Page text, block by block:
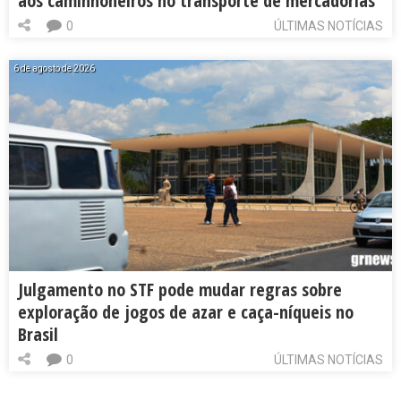
ÚLTIMAS NOTÍCIAS
0
6 de agosto de 2026
Julgamento no STF pode mudar regras sobre
exploração de jogos de azar e caça-níqueis no
Brasil
ÚLTIMAS NOTÍCIAS
0